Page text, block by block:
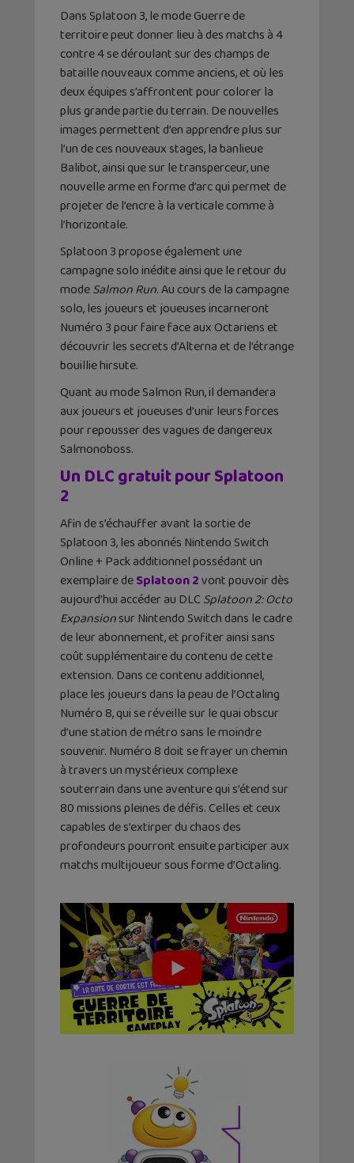
Dans Splatoon 3, le mode Guerre de
territoire peut donner lieu à des matchs à 4
contre 4 se déroulant sur des champs de
bataille nouveaux comme anciens, et où les
deux équipes s’affrontent pour colorer la
plus grande partie du terrain. De nouvelles
images permettent d’en apprendre plus sur
l’un de ces nouveaux stages, la banlieue
Balibot, ainsi que sur le transperceur, une
nouvelle arme en forme d’arc qui permet de
projeter de l’encre à la verticale comme à
l’horizontale.
Splatoon 3 propose également une
campagne solo inédite ainsi que le retour du
modeSalmon Run. Au cours de la campagne
solo, les joueurs et joueuses incarneront
Numéro 3 pour faire face aux Octariens et
découvrir les secrets d’Alterna et de l’étrange
bouillie hirsute.
Quant au mode Salmon Run, il demandera
aux joueurs et joueuses d’unir leurs forces
pour repousser des vagues de dangereux
Salmonoboss.
Un DLC gratuit pour Splatoon
2
Afin de s’échauffer avant la sortie de
Splatoon 3, les abonnés Nintendo Switch
Online + Pack additionnel possédant un
exemplaire deSplatoon 2vont pouvoir dès
aujourd’hui accéder au DLC Splatoon 2: Octo
Expansionsur Nintendo Switch dans le cadre
de leur abonnement, et profiter ainsi sans
coût supplémentaire du contenu de cette
extension. Dans ce contenu additionnel,
place les joueurs dans la peau de l’Octaling
Numéro 8, qui se réveille sur le quai obscur
d’une station de métro sans le moindre
souvenir. Numéro 8 doit se frayer un chemin
à travers un mystérieux complexe
souterrain dans une aventure qui s’étend sur
80 missions pleines de défis. Celles et ceux
capables de s’extirper du chaos des
profondeurs pourront ensuite participer aux
matchs multijoueur sous forme d’Octaling.